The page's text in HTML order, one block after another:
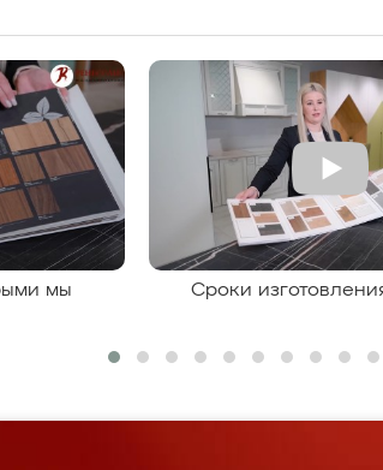
мы
Сроки